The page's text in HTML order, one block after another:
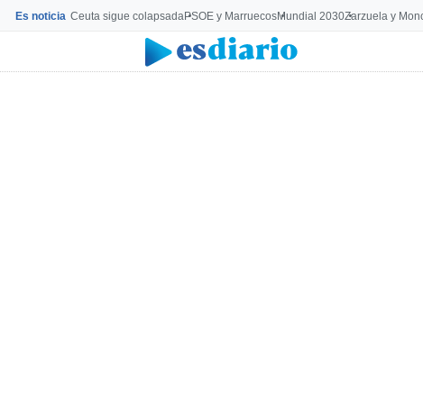
Es noticia Ceuta sigue colapsadaPSOE y MarruecosMundial 2030Zarzuela y